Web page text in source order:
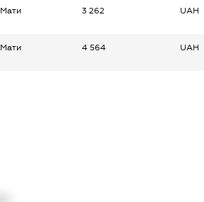
Мати 3 262 UAH
Мати 4 564 UAH